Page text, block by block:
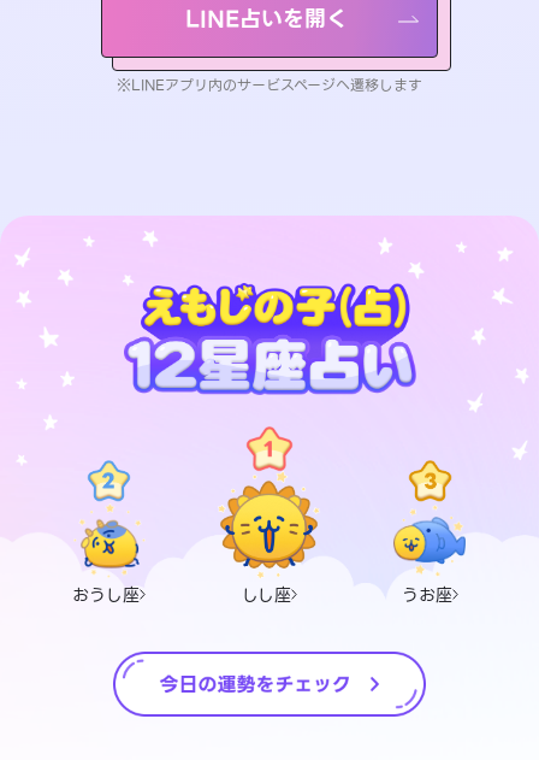
LINE占いを開く
※LINEアプリ内のサービスページへ遷移します
おうし座 しし座 うお座